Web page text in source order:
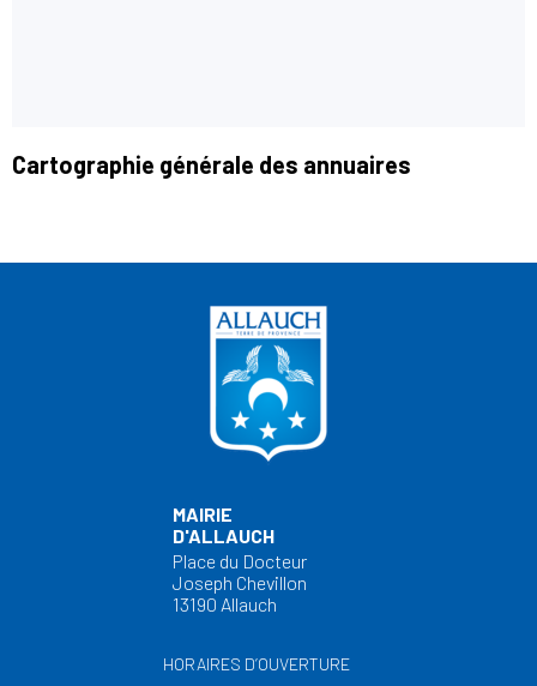
Cartographie générale des annuaires
MAIRIE
D'ALLAUCH
Place du Docteur
Joseph Chevillon
13190 Allauch
HORAIRES D’OUVERTURE